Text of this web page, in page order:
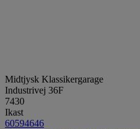
Midtjysk Klassikergarage
Industrivej 36F
7430
Ikast
60594646